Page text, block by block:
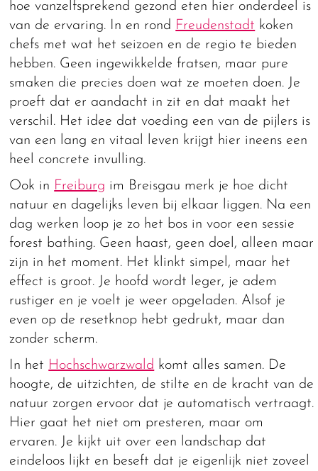
hoe vanzelfsprekend gezond eten hier onderdeel is
van de ervaring. In en rond Freudenstadt koken
chefs met wat het seizoen en de regio te bieden
hebben. Geen ingewikkelde fratsen, maar pure
smaken die precies doen wat ze moeten doen. Je
proeft dat er aandacht in zit en dat maakt het
verschil. Het idee dat voeding een van de pijlers is
van een lang en vitaal leven krijgt hier ineens een
heel concrete invulling.
Ook in Freiburg im Breisgau merk je hoe dicht
natuur en dagelijks leven bij elkaar liggen. Na een
dag werken loop je zo het bos in voor een sessie
forest bathing. Geen haast, geen doel, alleen maar
zijn in het moment. Het klinkt simpel, maar het
effect is groot. Je hoofd wordt leger, je adem
rustiger en je voelt je weer opgeladen. Alsof je
even op de resetknop hebt gedrukt, maar dan
zonder scherm.
In het Hochschwarzwald komt alles samen. De
hoogte, de uitzichten, de stilte en de kracht van de
natuur zorgen ervoor dat je automatisch vertraagt.
Hier gaat het niet om presteren, maar om
ervaren. Je kijkt uit over een landschap dat
eindeloos lijkt en beseft dat je eigenlijk niet zoveel